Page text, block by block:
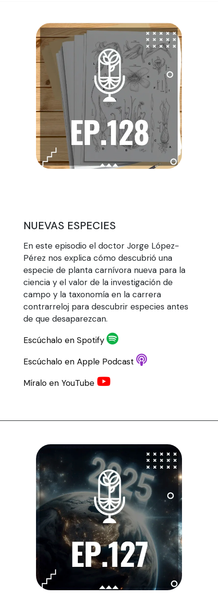
NUEVAS ESPECIES
En este episodio el doctor Jorge López-
Pérez nos explica cómo descubrió una
especie de planta carnívora nueva para la
ciencia y el valor de la investigación de
campo y la taxonomía en la carrera
contrarreloj para descubrir especies antes
de que desaparezcan.
Escúchalo en Spotify
Escúchalo en Apple Podcast
Míralo en YouTube